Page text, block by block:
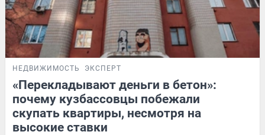
НЕДВИЖИМОСТЬ ЭКСПЕРТ
«Перекладывают деньги в бетон»:
почему кузбассовцы побежали
скупать квартиры, несмотря на
высокие ставки